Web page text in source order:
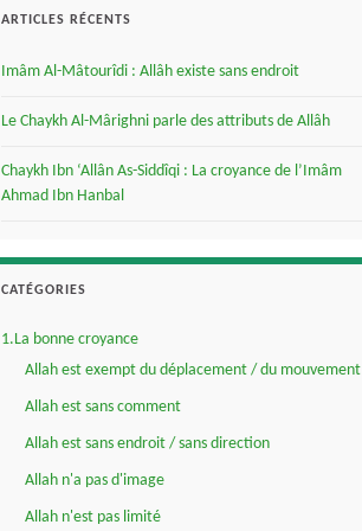
ARTICLES RÉCENTS
Imâm Al-Mâtourîdi : Allâh existe sans endroit
Le Chaykh Al-Mârighni parle des attributs de Allâh
Chaykh Ibn ‘Allân As-Siddîqi : La croyance de l’Imâm
Ahmad Ibn Hanbal
CATÉGORIES
1.La bonne croyance
Allah est exempt du déplacement / du mouvement
Allah est sans comment
Allah est sans endroit / sans direction
Allah n'a pas d'image
Allah n'est pas limité